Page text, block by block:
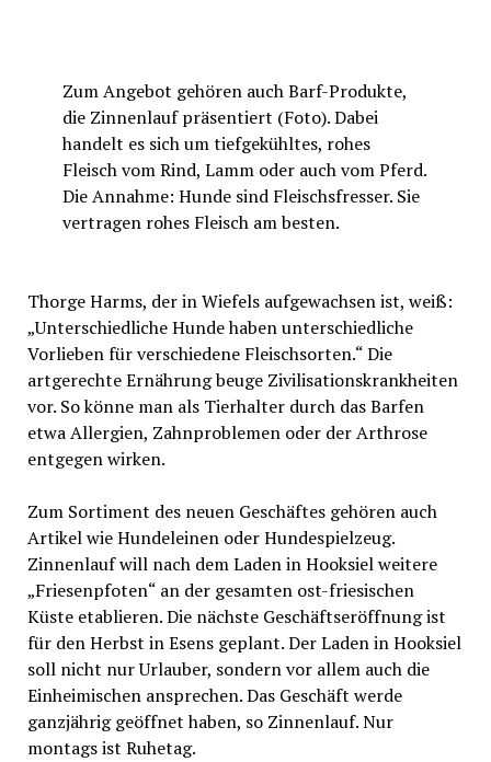
Zum Angebot gehören auch Barf-Produkte,
die Zinnenlauf präsentiert (Foto). Dabei
handelt es sich um tiefgekühltes, rohes
Fleisch vom Rind, Lamm oder auch vom Pferd.
Die Annahme: Hunde sind Fleischsfresser. Sie
vertragen rohes Fleisch am besten.
Thorge Harms, der in Wiefels aufgewachsen ist, weiß:
„Unterschiedliche Hunde haben unterschiedliche
Vorlieben für verschiedene Fleischsorten.“ Die
artgerechte Ernährung beuge Zivilisationskrankheiten
vor. So könne man als Tierhalter durch das Barfen
etwa Allergien, Zahnproblemen oder der Arthrose
entgegen wirken.
Zum Sortiment des neuen Geschäftes gehören auch
Artikel wie Hundeleinen oder Hundespielzeug.
Zinnenlauf will nach dem Laden in Hooksiel weitere
„Friesenpfoten“ an der gesamten ost-friesischen
Küste etablieren. Die nächste Geschäftseröffnung ist
für den Herbst in Esens geplant. Der Laden in Hooksiel
soll nicht nur Urlauber, sondern vor allem auch die
Einheimischen ansprechen. Das Geschäft werde
ganzjährig geöffnet haben, so Zinnenlauf. Nur
montags ist Ruhetag.